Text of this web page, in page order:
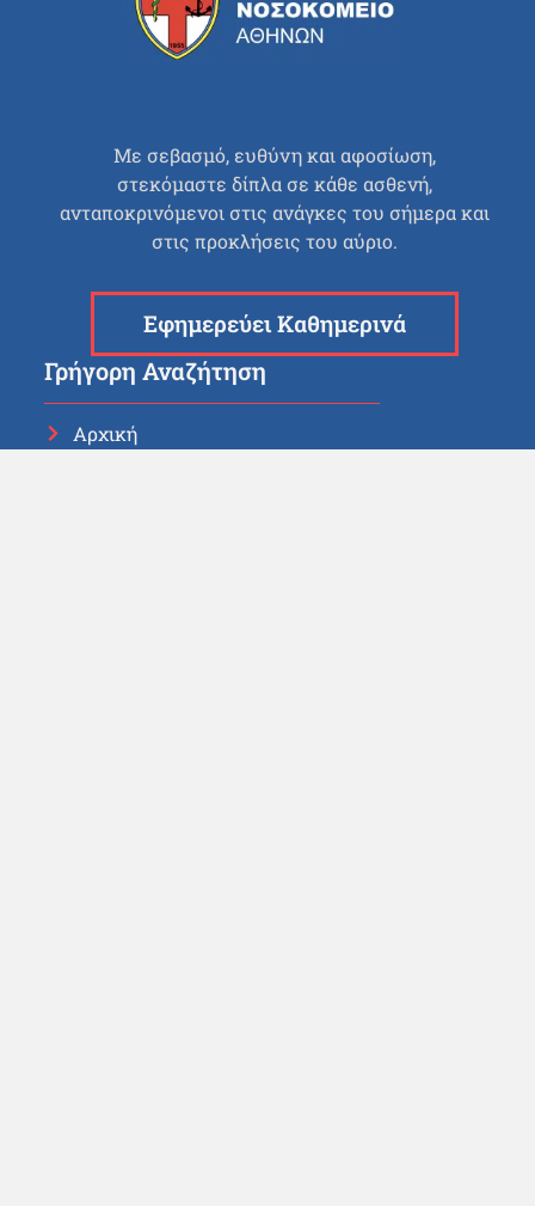
Με σεβασμό, ευθύνη και αφοσίωση,
στεκόμαστε δίπλα σε κάθε ασθενή,
ανταποκρινόμενοι στις ανάγκες του σήμερα και
στις προκλήσεις του αύριο.
Εφημερεύει Καθημερινά
Γρήγορη Αναζήτηση
Αρχική